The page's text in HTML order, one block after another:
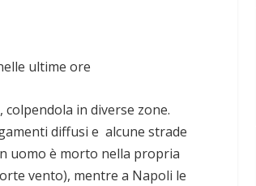
ultime ore
in diverse zone.
diffusi e alcune strade
uomo è morto nella propria
vento), mentre a Napoli le